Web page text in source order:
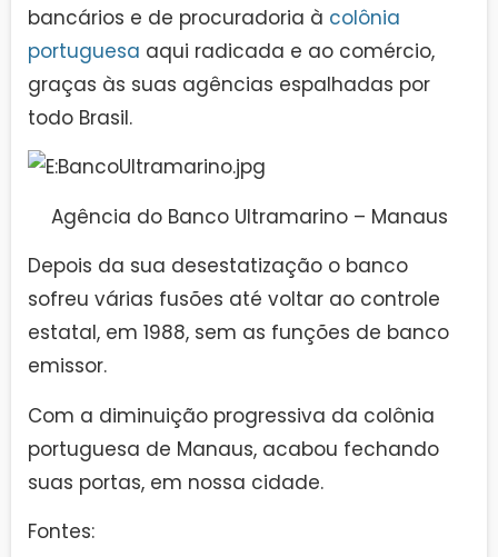
bancários e de procuradoria à colônia
portuguesa aqui radicada e ao comércio,
graças às suas agências espalhadas por
todo Brasil.
Agência do Banco Ultramarino – Manaus
Depois da sua desestatização o banco
sofreu várias fusões até voltar ao controle
estatal, em 1988, sem as funções de banco
emissor.
Com a diminuição progressiva da colônia
portuguesa de Manaus, acabou fechando
suas portas, em nossa cidade.
Fontes: